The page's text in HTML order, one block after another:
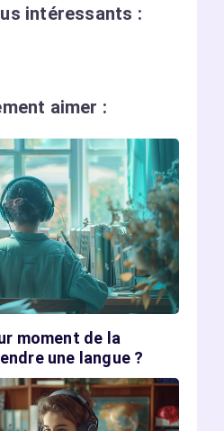
intéressants :
aimer :
moment de la
une langue ?